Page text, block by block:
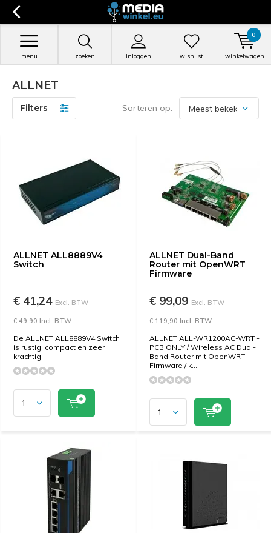
zoeken inloggen
menu wishlist winkelwagen
0
ALLNET
Filters Sorteren op:
ALLNET ALL8889V4
Switch
€ 41,24 Excl. BTW
€ 49,90 Incl. BTW
De ALLNET ALL8889V4 Switch
is rustig, compact en zeer
krachtig!
ALLNET Dual-Band
Router mit OpenWRT
Firmware
€ 99,09 Excl. BTW
€ 119,90 Incl. BTW
ALLNET ALL-WR1200AC-WRT -
PCB ONLY / Wireless AC Dual-
Band Router mit OpenWRT
Firmware / k...